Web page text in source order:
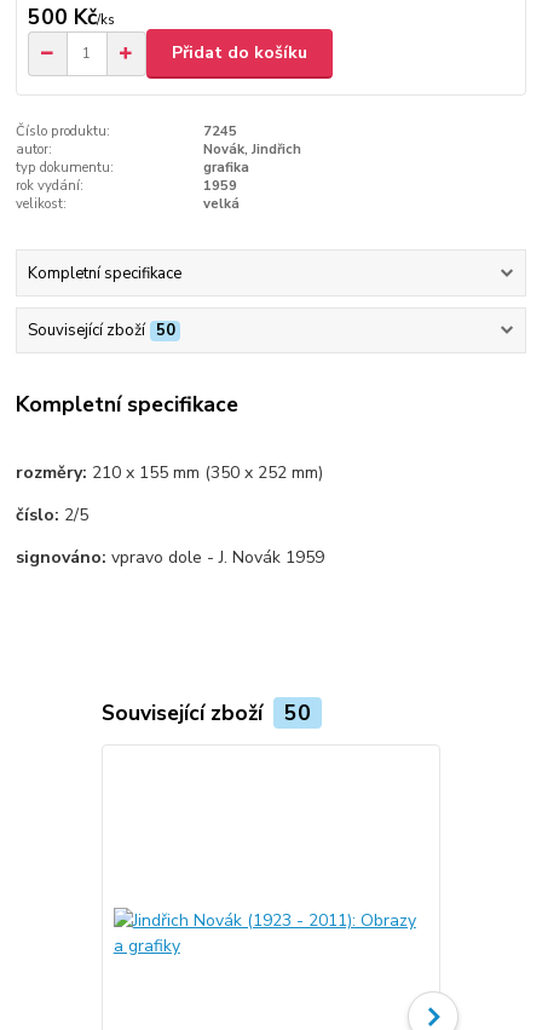
500 Kč/ks
Přidat do košíku
Číslo produktu:
7245
autor:
Novák, Jindřich
typ dokumentu:
grafika
rok vydání:
1959
velikost:
velká
Kompletní specifikace
Související zboží 50
Kompletní specifikace
rozměry: 210 x 155 mm (350 x 252 mm)
číslo: 2/5
signováno: vpravo dole - J. Novák 1959
Související zboží 50